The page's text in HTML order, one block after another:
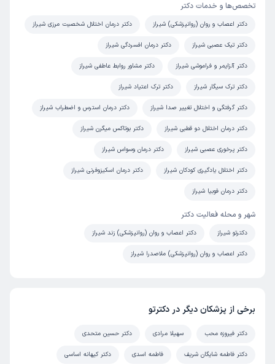
زمان انتظار:
تخصص‌ها و خدمات دکتر
دکتر اعصاب و روان (روانپزشکی) شیراز دکتر درمان اختلال شخصیت مرزی شیراز
دکتر تیک عصبی شیراز دکتر درمان افسردگی شیراز
دکتر آلزایمر و فراموشی شیراز دکتر مشاور روابط عاطفی شیراز
دکتر ترک سیگار شیراز دکتر ترک اعتیاد شیراز
دکتر گرفتگی و اختلال تغییر صدا شیراز دکتر درمان استرس و اضطراب شیراز
دکتر درمان اختلال دو قطبی شیراز دکتر بوتاکس میگرن شیراز
دکتر پرخوری عصبی شیراز دکتر درمان وسواس شیراز
دکتر اختلال یادگیری کودکان شیراز دکتر درمان اسکیزوفرنی شیراز
دکتر درمان فوبیا شیراز
شهر و محله فعالیت دکتر
دکترتو شیراز دکتر اعصاب و روان (روانپزشکی) زند شیراز
دکتر اعصاب و روان (روانپزشکی) ملاصدرا شیراز
برخی از پزشکان دیگر در دکترتو
دکتر فیروزه محب سهیلا مرادی دکتر حسین متحدی
دکتر فاطمه شایگان شریف فاطمه اسدی دکتر کیهانه اساسی